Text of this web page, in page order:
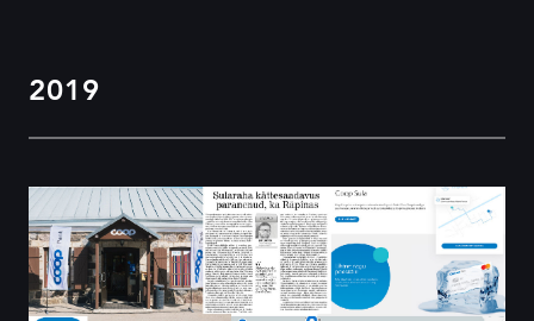
2019
Coop Sula lansseerimine